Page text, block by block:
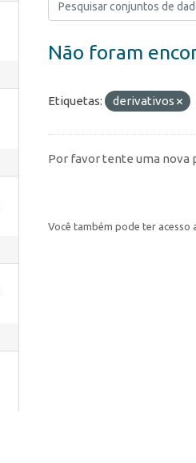
Não foram
Etiquetas: derivativos
Por favor tente uma nova
Você também pode ter acesso